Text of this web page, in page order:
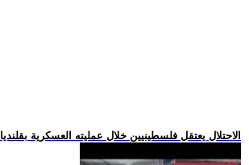
.. الاحتلال يعتقل فلسطينيين خلال عمليته العسكرية بقلنديا